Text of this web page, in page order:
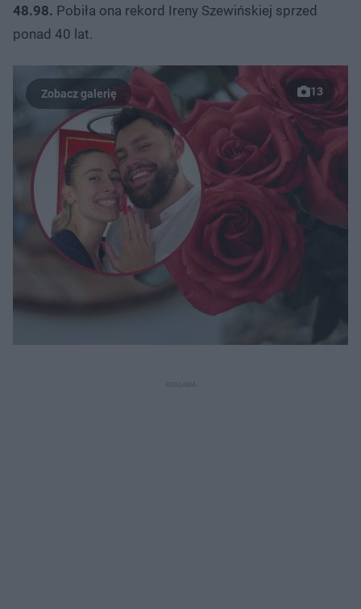
48.98. Pobiła ona rekord Ireny Szewińskiej sprzed
ponad 40 lat.
13